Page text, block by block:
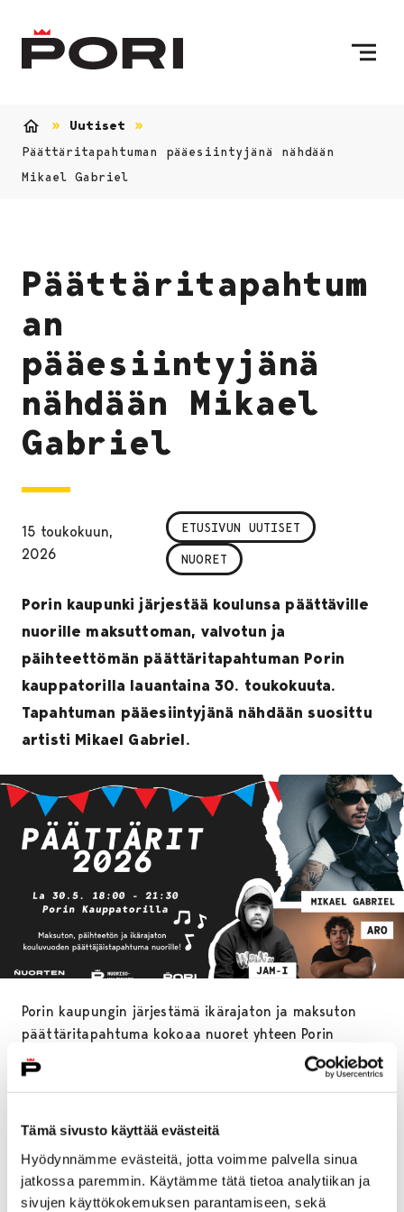
Tämä sivusto käyttää evästeitä
Hyödynnämme evästeitä, jotta voimme palvella sinua
jatkossa paremmin. Käytämme tätä tietoa analytiikan ja
sivujen käyttökokemuksen parantamiseen, sekä
Uutiset
Päättäritapahtuman pääesiintyjänä nähdään
Mikael Gabriel
Päättäritapahtum
an
pääesiintyjänä
nähdään Mikael
Gabriel
15 toukokuun,
2026
ETUSIVUN UUTISET
NUORET
Porin kaupunki järjestää koulunsa päättäville
nuorille maksuttoman, valvotun ja
päihteettömän päättäritapahtuman Porin
kauppatorilla lauantaina 30. toukokuuta.
Tapahtuman pääesiintyjänä nähdään suosittu
artisti Mikael Gabriel.
Porin kaupungin järjestämä ikärajaton ja maksuton
päättäritapahtuma kokoaa nuoret yhteen Porin
kauppatorille lauantaina 30. toukokuuta. Illan
pääesiintyjänä lavalle nousee Mikael Gabriel, yksi
Hänen lisäkseen tapahtumassa kuullaan
rap-artisti, joka tunnetaan räväkästä lyriikastaan.
Pop-artisti Aron musiikissa puolestaan kuuluu 1970–